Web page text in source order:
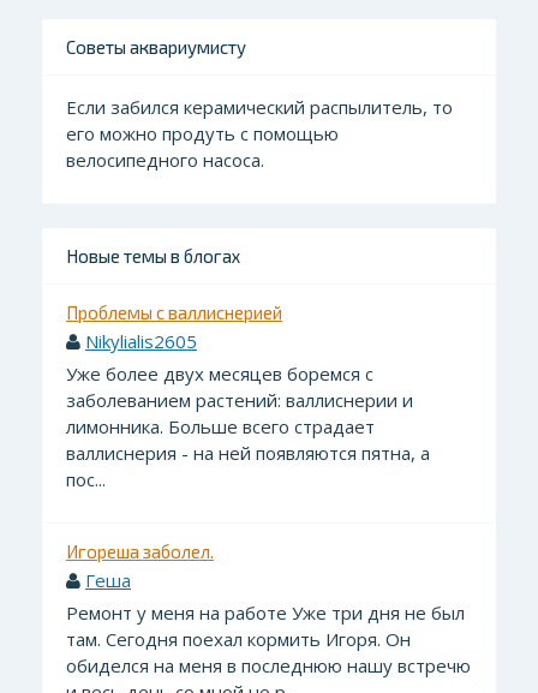
Советы аквариумисту
Если забился керамический распылитель, то
его можно продуть с помощью
велосипедного насоса.
Новые темы в блогах
Проблемы с валлиснерией
Nikylialis2605
Уже более двух месяцев боремся с
заболеванием растений: валлиснерии и
лимонника. Больше всего страдает
валлиснерия - на ней появляются пятна, а
пос...
Игореша заболел.
Геша
Ремонт у меня на работе Уже три дня не был
там. Сегодня поехал кормить Игоря. Он
обиделся на меня в последнюю нашу встречю